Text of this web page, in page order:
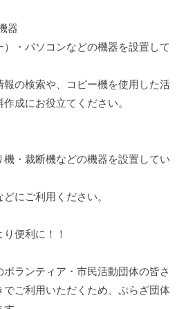
器
・パソコンなどの機器を設置して
の検索や、コピー機を使用した活
成にお役立てください。
・裁断機などの機器を設置してい
にご利用ください。
便利に！！
ボランティア・市民活動団体の皆さ
ご利用いただくため、ぷらざ団体